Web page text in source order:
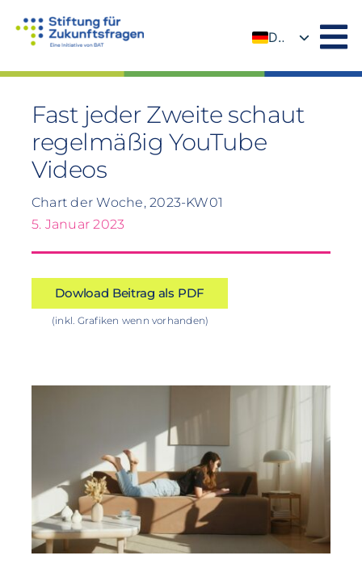
Inhalt
DE
Fast jeder Zweite schaut
regelmäßig YouTube
Videos
Chart der Woche, 2023-KW01
5. Januar 2023
Dowload Beitrag als PDF
(inkl. Grafiken wenn vorhanden)